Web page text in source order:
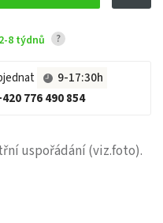
8 týdnů ?
9-17:30h
776 490 854
uspořádání (viz.foto).